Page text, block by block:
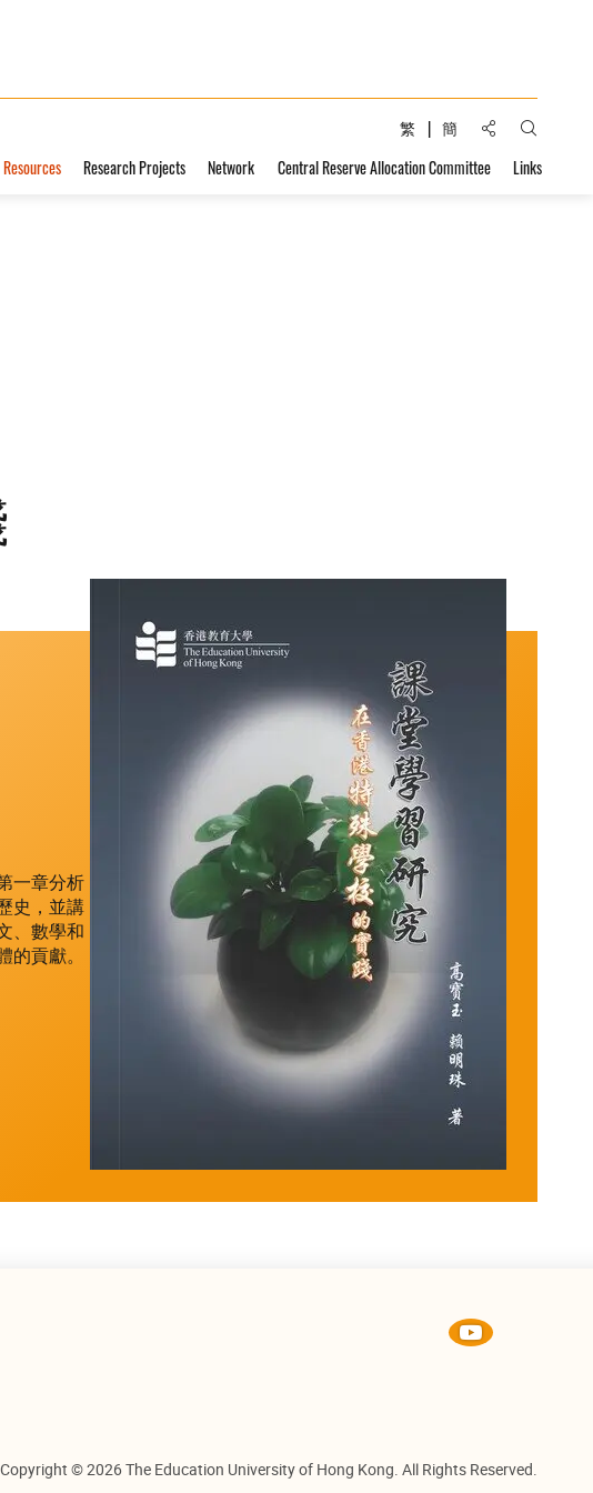
繁 簡 Share to:Open
Resources Research Projects Network Central Reserve Allocation Committee Links
一章分析
史，並講
、數學和
貢獻。
Copyright © 2026 The Education University of Hong Kong. All Rights Reserved.